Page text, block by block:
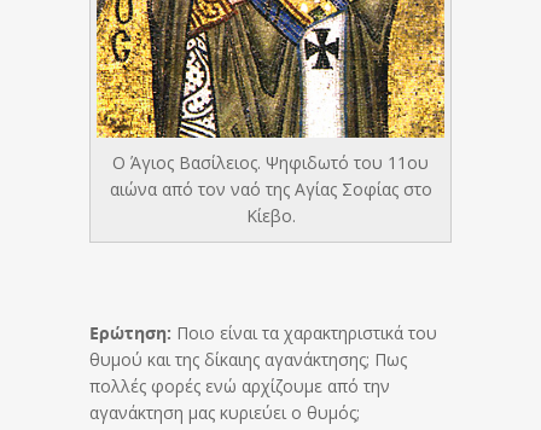
Ο Άγιος Βασίλειος. Ψηφιδωτό του 11ου
αιώνα από τον ναό της Αγίας Σοφίας στο
Κίεβο.
Ερώτηση: Ποιο είναι τα χαρακτηριστικά του
θυμού και της δίκαιης αγανάκτησης; Πως
πολλές φορές ενώ αρχίζουμε από την
αγανάκτηση μας κυριεύει ο θυμός;